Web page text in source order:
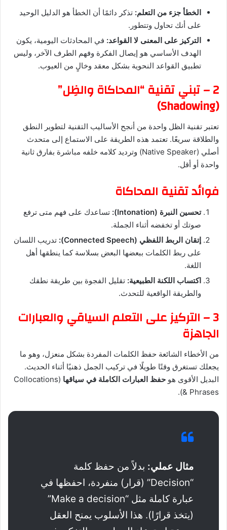
الخطأ جزء من التعلم: تذكر دائمًا أن الخطأ هو الدليل الوحيد
على أنك تحاول وتتطور.
التركيز على المعنى لا القواعد: في المحادثات اليومية، يكون
الهدف الأساسي هو إيصال الفكرة وفهم الطرف الآخر، وليس
تطبيق القواعد النحوية بشكل معقد وخالٍ من العيوب.
2 – تبني تقنية “المحاكاة والظِل”
(Shadowing)
تعتبر تقنية الظل واحدة من أنجح الأساليب التقنية لتطوير النطق
والطلاقة سريعًا. تعتمد هذه الطريقة على الاستماع إلى متحدث
أصلي (Native Speaker) وترديد كلامه خلفه مباشرة بفارق ثانية
واحدة أو أقل.
فوائد تقنية المحاكاة
تحسين النبرة (Intonation):
تساعدك على فهم متى ترفع
صوتك أو تخفضه أثناء الجملة.
إتقان الربط اللفظي (Connected Speech):
تدريب اللسان
على ربط الكلمات ببعضها البعض بسلاسة كما ينطقها أهل
اللغة.
اكتساب اللكنة الطبيعية: تقليل الفجوة بين طريقة نطقك
والطريقة الواقعية للتحدث.
3 – التركيز على التعلم السياقي والعبارات
الجاهزة
من الأخطاء الشائعة حفظ الكلمات المفردة بشكل منعزل، وهو ما
يجعلك تستغرق وقتًا طويلًا في تركيب الجمل ذهنيًا أثناء الحديث.
البديل الأقوى هو حفظ العبارات الكاملة في سياقها (Collocations
& Phrases).
مثال عملي: بدلاً من حفظ كلمة
“Decision” (قرار) منفردة، احفظها في
عبارة كاملة مثل “Make a decision”
(يتخذ قرارًا). هذا الأسلوب يمنح العقل